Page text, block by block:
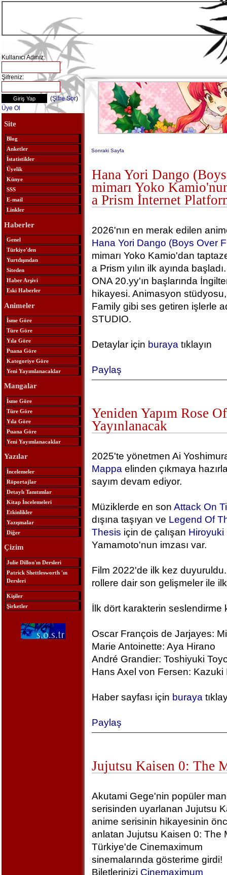
Kullanıcı Adınız:
Şifreniz:
(Şifre Sor)
Üye Ol
Site
Blog
Anketler
İstatistikler
Üyelik
Künye
SSS
E-mail
Linkler
Haberler
Genel
Türkiye'den
Yurtdışından
Siteden
Haber Arşivi
Eski Haberler
Animeler
İsme Göre
Türe Göre
Yıla Göre
Puana Göre
Kategoriye Göre
Yeni Yayımlanacaklar
Mangalar
İsme Göre
Türe Göre
Yıla Göre
Puana Göre
Yeni Yayımlanacaklar
Yazılar
İncelemeler
Röportajlar
Detaylı Tanıtımlar
Kitap İncelemeleri
Etkinlikler
Yazışmalar
Diğer
Çizim
Julie Dillon'ın Dersleri
Patrick Shettlesworth 'ın
Dersleri
Kişiler
Şirketler
Sonraki Sayfa
Hana Yori Dango
mimarı Yoko
a Prism İnternet
2026'nın en merak edilen
Hana Yori Dango (Boys Over
mimarı Yoko Kamio'dan
a Prism yılın ilk ayında
ONA 20.yy'ın başlarında
hikayesi. Animasyon
Family gibi ses getiren işlerle
STUDIO.
Detaylar için buraya tıklayın
Paylaş
Yeniden Yapım Rose
Yayınlanacak
2025'te yönetmen Ai
Mappa elinden çıkmaya
sayım devam ediyor.
Müziklerde en son Attack On
dışına taşıyan ve Legend Of
Thesis için de çalışan Hiroyuki
Yamamoto'nun imzası var.
Film 2022'de ilk kez
rollere dair son gelişmeler ile ilk
İlk dört karakterin seslendirme
Oscar François de Jarjayes:
Marie Antoinette: Aya Hirano
André Grandier: Toshiyuki
Hans Axel von Fersen: Kazuki
Haber sayfası için buraya
Paylaş
Jujutsu Kaisen 0: The
Akutami Gege'nin popüler
serisinden uyarlanan Jujutsu
anime serisinin hikayesinin
anlatan Jujutsu Kaisen 0: The
Türkiye'de Cinemaximum
sinemalarında gösterime girdi!
Biletlerinizi Cinemaximum